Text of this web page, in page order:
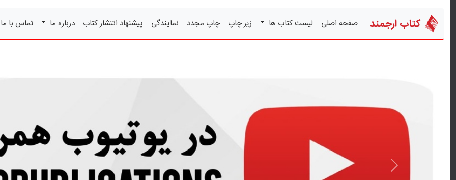
کتاب ارجمند صفحه اصلی لیست کتاب ها زیر چاپ چاپ مجدد نمایندگی پیشنهاد انتشار کتاب درباره ما تماس با
قبلی